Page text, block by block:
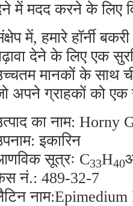
में मदद करने के लिए
में, हमारे हॉर्नी
देने के लिए एक
मानकों के साथ
अपने ग्राहकों को एक
का नाम: Horny
इकारिन
सूत्रः C33H40
नं.: 489-32-7
नाम: